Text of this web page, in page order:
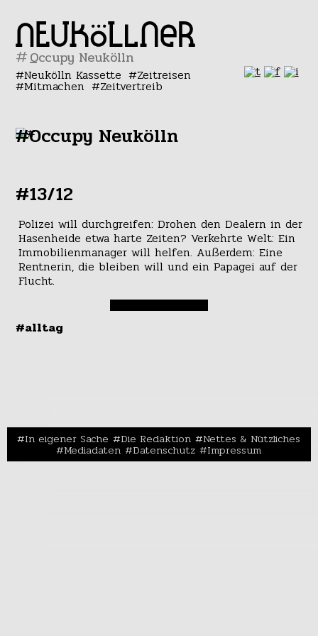
#
Neukölln Kassette Zeitreisen
Mitmachen Zeitvertreib
#Occupy Neukölln
#13/12
Polizei will durchgreifen: Drohen den Dealern in der
Hasenheide etwa harte Zeiten? Verkehrte Welt: Ein
Immobilienmanager will helfen. Außerdem: Eine
Rentnerin, die bleiben will und ein Papagei auf der
Flucht.
#alltag
In eigener Sache Die Redaktion Nettes & Nützliches
Mediadaten Datenschutz Impressum